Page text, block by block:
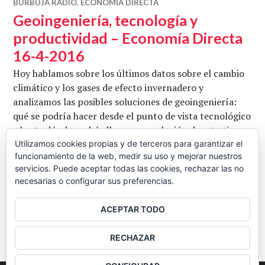
BURBUJA RADIO, ECONOMÍA DIRECTA
Geoingeniería, tecnología y
productividad – Economía Directa
16-4-2016
Hoy hablamos sobre los últimos datos sobre el cambio
climático y los gases de efecto invernadero y
analizamos las posibles soluciones de geoingeniería:
qué se podría hacer desde el punto de vista tecnológico
y hasta dónde podría llegar una solución de este tipo.
También hablamos sobre las quiebras de las compañías
energéticas en Estados Unidos, donde Peabody Energy
y Energy 21 han anunciado que tiran … Seguir leyendo
BARRA
LATERAL
Utilizamos cookies propias y de terceros para garantizar el
funcionamiento de la web, medir su uso y mejorar nuestros
servicios. Puede aceptar todas las cookies, rechazar las no
necesarias o configurar sus preferencias.
ACEPTAR TODO
RECHAZAR